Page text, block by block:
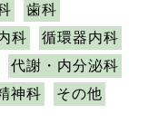
歯科
科
循環器内科
代謝・内分泌科
神科 その他